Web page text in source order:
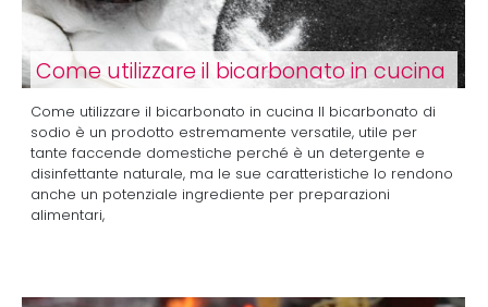
Come utilizzare il bicarbonato in cucina
Come utilizzare il bicarbonato in cucina Il bicarbonato di
sodio è un prodotto estremamente versatile, utile per
tante faccende domestiche perché è un detergente e
disinfettante naturale, ma le sue caratteristiche lo rendono
anche un potenziale ingrediente per preparazioni
alimentari,